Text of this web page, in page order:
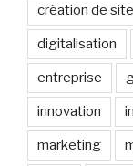
création de
digitalisation
entreprise
innovation
marketing